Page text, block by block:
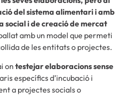
del sistema alimentari i amb
social i de creació de mercat
amb un model que permeti
de les entitats o projectes.
on testejar elaboracions sense
específics d’incubació i
a projectes socials o